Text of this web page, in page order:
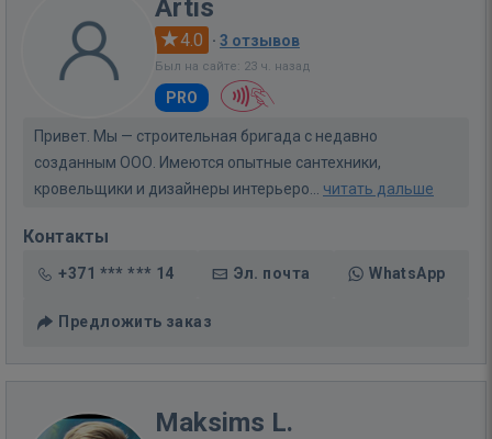
Artis
4.0 · 3 отзывов
Был на сайте: 23 ч. назад
PRO
Привет. Мы — строительная бригада с недавно
созданным ООО. Имеются опытные сантехники,
кровельщики и дизайнеры интерьеро... читать дальше
Контакты
+371 *** *** 14 Эл. почта WhatsApp
Предложить заказ
Maksims L.